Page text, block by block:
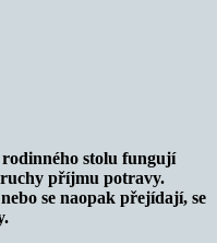
rodinného stolu fungují
příjmu potravy.
se naopak přejídají, se